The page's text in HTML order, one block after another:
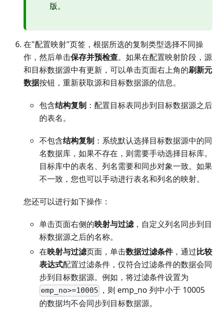
版。
在"配置映射"页签，根据所选的复制类型选择不同操
作，然后单击保存并预检查。如果在配置映射阶段，源
和目标数据源中有更新，可以单击页面右上角的刷新元
数据按钮，重新获取源和目标数据源的信息。
包含结构复制 ：配置目标表同步到目标数据源之后
的表名。
不包含结构复制 ：系统默认选择目标数据源中的同
名数据库，如果不存在，则需要手动选择目标库。
目标库中的表名、列名需要和同步对象一致。如果
不一致，您也可以手动进行表名和列名的映射。
您还可以进行如下操作：
单击页面右侧的映射与过滤，自定义列名同步到目
标数据源之后的名称。
在映射与过滤页面，单击数据过滤条件，通过比较
表达式配置过滤条件，仅符合过滤条件的数据会同
步到目标数据源。例如，将过滤条件设置为
emp_no>=10005
，则 emp_no 列中小于 10005
的数据均不会同步到目标数据源。